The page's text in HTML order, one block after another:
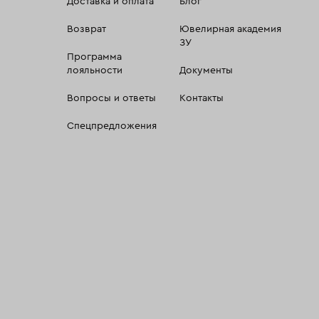
Возврат
Программа
лояльности
Вопросы и ответы
Спецпредложения
Ювелирная академия
ЗУ
Документы
Контакты